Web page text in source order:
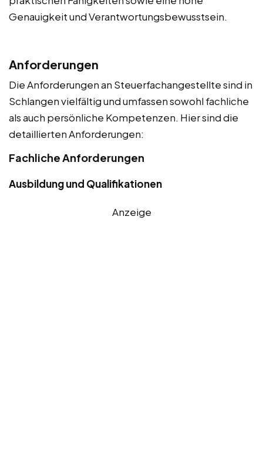
Genauigkeit und Verantwortungsbewusstsein.
Anforderungen
Die Anforderungen an Steuerfachangestellte sind in
Schlangen vielfältig und umfassen sowohl fachliche
als auch persönliche Kompetenzen. Hier sind die
detaillierten Anforderungen:
Fachliche Anforderungen
Ausbildung und Qualifikationen
Anzeige